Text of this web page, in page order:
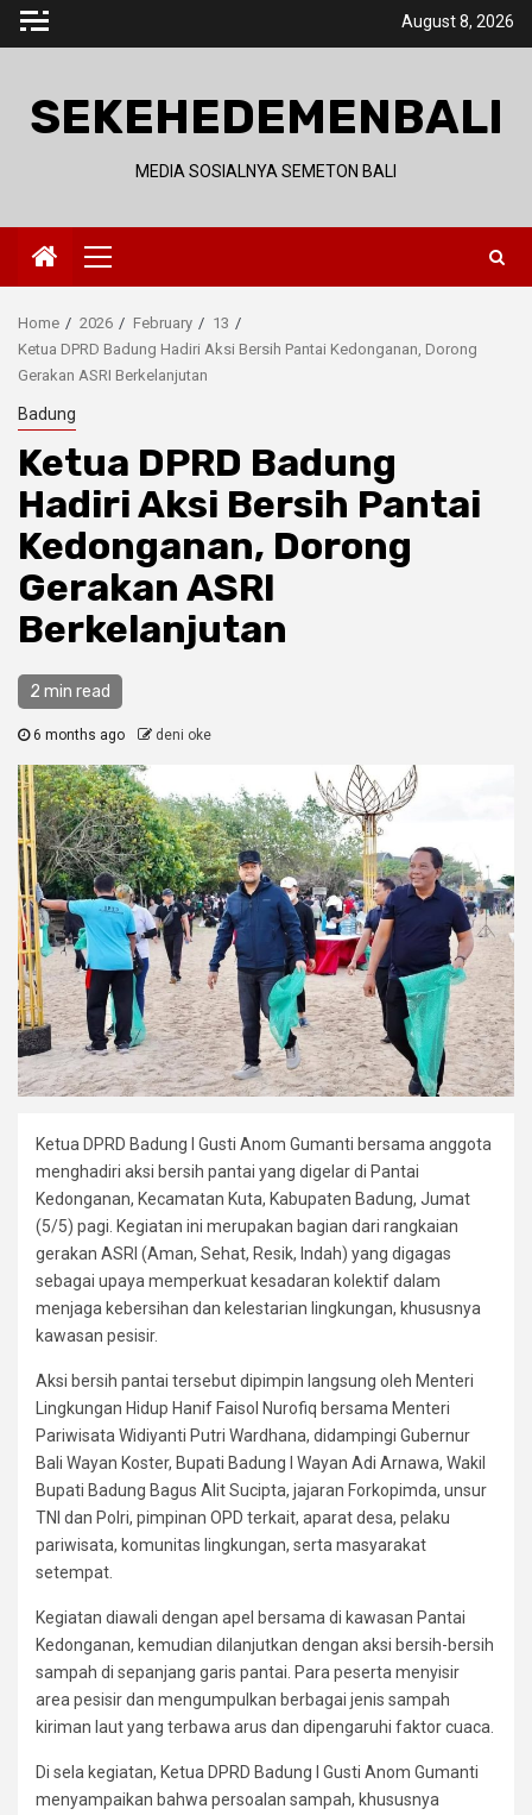
Skip
August 8, 2026
SEKEHEDEMENBALI
MEDIA SOSIALNYA SEMETON BALI
Primary
Menu
Home 2026 February
13
Ketua DPRD Badung Hadiri Aksi Bersih Pantai Kedonganan, Dorong
Gerakan ASRI Berkelanjutan
Badung
Ketua DPRD Badung
Hadiri Aksi Bersih Pantai
Kedonganan, Dorong
Gerakan ASRI
Berkelanjutan
2 min read
6 months ago deni oke
Ketua DPRD Badung I Gusti Anom Gumanti bersama anggota
menghadiri aksi bersih pantai yang digelar di Pantai
Kedonganan, Kecamatan Kuta, Kabupaten Badung, Jumat
(5/5) pagi. Kegiatan ini merupakan bagian dari rangkaian
gerakan ASRI (Aman, Sehat, Resik, Indah) yang digagas
sebagai upaya memperkuat kesadaran kolektif dalam
menjaga kebersihan dan kelestarian lingkungan, khususnya
kawasan pesisir.
Aksi bersih pantai tersebut dipimpin langsung oleh Menteri
Lingkungan Hidup Hanif Faisol Nurofiq bersama Menteri
Pariwisata Widiyanti Putri Wardhana, didampingi Gubernur
Bali Wayan Koster, Bupati Badung I Wayan Adi Arnawa, Wakil
Bupati Badung Bagus Alit Sucipta, jajaran Forkopimda, unsur
TNI dan Polri, pimpinan OPD terkait, aparat desa, pelaku
pariwisata, komunitas lingkungan, serta masyarakat
setempat.
Kegiatan diawali dengan apel bersama di kawasan Pantai
Kedonganan, kemudian dilanjutkan dengan aksi bersih-bersih
sampah di sepanjang garis pantai. Para peserta menyisir
area pesisir dan mengumpulkan berbagai jenis sampah
kiriman laut yang terbawa arus dan dipengaruhi faktor cuaca.
Di sela kegiatan, Ketua DPRD Badung I Gusti Anom Gumanti
menyampaikan bahwa persoalan sampah, khususnya